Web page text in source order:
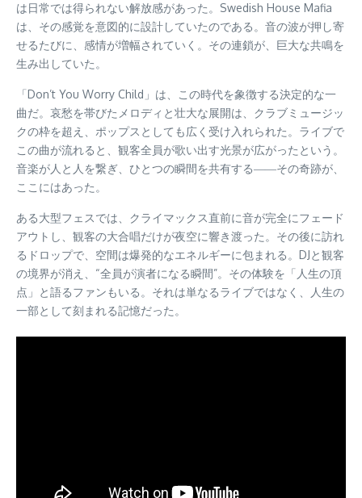
は日常では得られない解放感があった。Swedish House Mafia
は、その感覚を意図的に設計していたのである。音の波が押し寄
せるたびに、感情が増幅されていく。その連鎖が、巨大な共鳴を
生み出していた。
「Don’t You Worry Child」は、この時代を象徴する決定的な一
曲だ。哀愁を帯びたメロディと壮大な展開は、クラブミュージッ
クの枠を超え、ポップスとしても広く受け入れられた。ライブで
この曲が流れると、観客全員が歌い出す光景が広がったという。
音楽が人と人を繋ぎ、ひとつの瞬間を共有する――その奇跡が、
ここにはあった。
ある大型フェスでは、クライマックス直前に音が完全にフェード
アウトし、観客の大合唱だけが夜空に響き渡った。その後に訪れ
るドロップで、空間は爆発的なエネルギーに包まれる。DJと観客
の境界が消え、“全員が演者になる瞬間”。その体験を「人生の頂
点」と語るファンもいる。それは単なるライブではなく、人生の
一部として刻まれる記憶だった。